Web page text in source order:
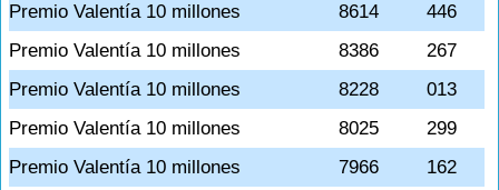
Premio Valentía 10 millones
8614
446
Premio Valentía 10 millones
8386
267
Premio Valentía 10 millones
8228
013
Premio Valentía 10 millones
8025
299
Premio Valentía 10 millones
7966
162